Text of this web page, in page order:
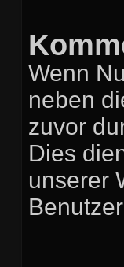
Wenn
neben
zuvor
Dies
unserer